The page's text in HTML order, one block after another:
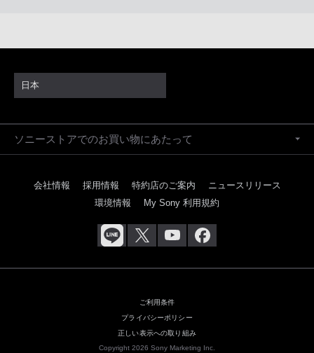
日本
ソニーストアでのお買い物にあたって
会社情報 採用情報 特約店のご案内
ニュースリリース
環境情報
My Sony 利用規約
ご利用条件
プライバシーポリシー
正しい表示への取り組み
Copyright 2026 Sony Marketing Inc.